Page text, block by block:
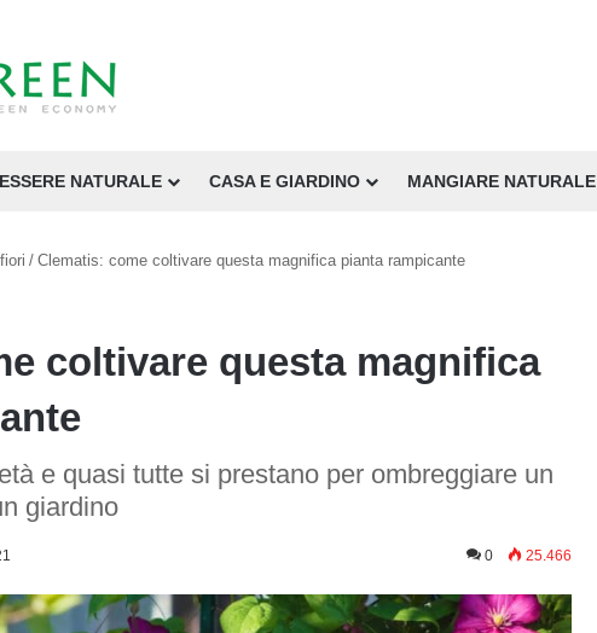
NATURALE CASA E GIARDINO MANGIARE NATURALE
/ Clematis: come coltivare questa magnifica pianta rampicante
coltivare questa magnifica
e quasi tutte si prestano per ombreggiare un
giardino
0 25.466